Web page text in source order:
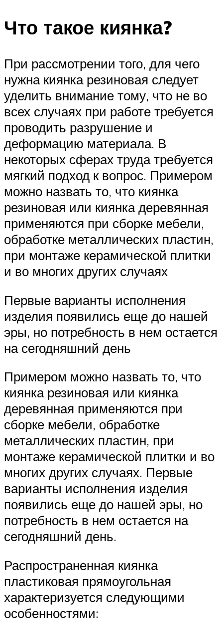
Что такое киянка?
При рассмотрении того, для чего
нужна киянка резиновая следует
уделить внимание тому, что не во
всех случаях при работе требуется
проводить разрушение и
деформацию материала. В
некоторых сферах труда требуется
мягкий подход к вопрос. Примером
можно назвать то, что киянка
резиновая или киянка деревянная
применяются при сборке мебели,
обработке металлических пластин,
при монтаже керамической плитки
и во многих других случаях
Первые варианты исполнения
изделия появились еще до нашей
эры, но потребность в нем остается
на сегодняшний день
Примером можно назвать то, что
киянка резиновая или киянка
деревянная применяются при
сборке мебели, обработке
металлических пластин, при
монтаже керамической плитки и во
многих других случаях. Первые
варианты исполнения изделия
появились еще до нашей эры, но
потребность в нем остается на
сегодняшний день.
Распространенная киянка
пластиковая прямоугольная
характеризуется следующими
особенностями: